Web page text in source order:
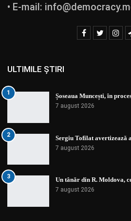
• E-mail:
ULTIMILE ȘTIRI
1 Șoseaua Muncești, în
7 august 2026
2 Sergiu Tofilat
7 august 2026
3 Un tânăr din R. Moldova,
7 august 2026